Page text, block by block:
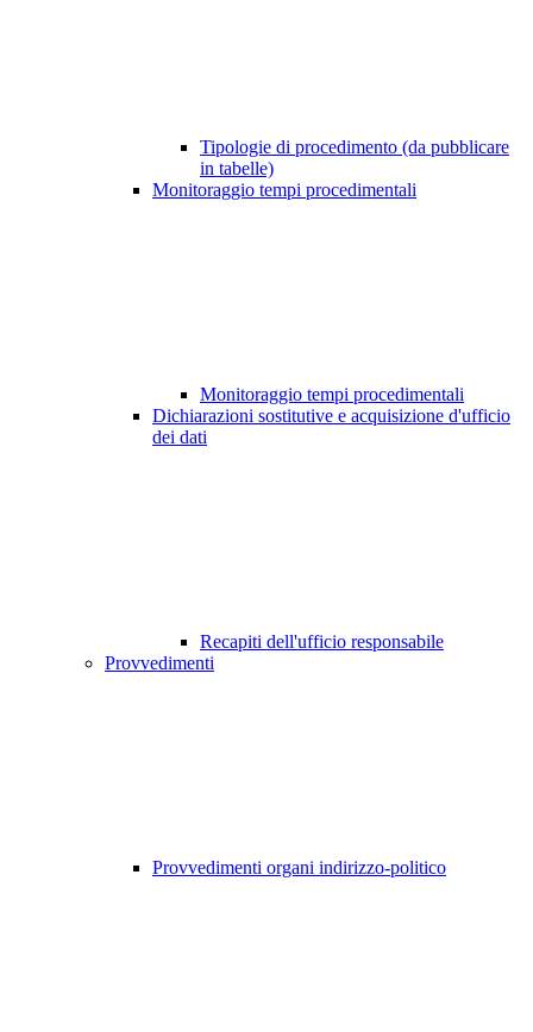
Tipologie di procedimento (da pubblicare
in tabelle)
Monitoraggio tempi procedimentali
Monitoraggio tempi procedimentali
Dichiarazioni sostitutive e acquisizione d'ufficio
dei dati
Recapiti dell'ufficio responsabile
Provvedimenti
Provvedimenti organi indirizzo-politico